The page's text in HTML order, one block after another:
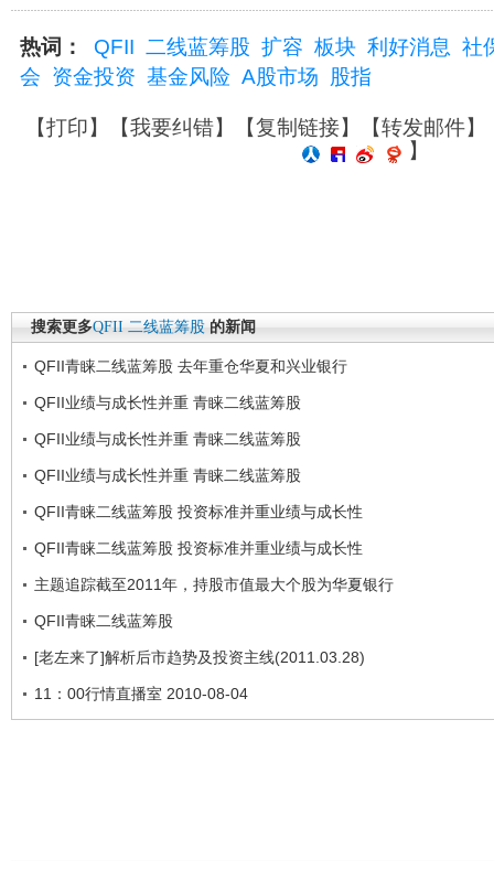
热词： QFII 二线蓝筹股 扩容 板块 利好消息 社
会 资金投资 基金风险 A股市场 股指
【打印】【我要纠错】【复制链接】【转发邮件】
】
搜索更多QFII 二线蓝筹股 的新闻
QFII青睐二线蓝筹股 去年重仓华夏和兴业银行
QFII业绩与成长性并重 青睐二线蓝筹股
QFII业绩与成长性并重 青睐二线蓝筹股
QFII业绩与成长性并重 青睐二线蓝筹股
QFII青睐二线蓝筹股 投资标准并重业绩与成长性
QFII青睐二线蓝筹股 投资标准并重业绩与成长性
主题追踪截至2011年，持股市值最大个股为华夏银行
QFII青睐二线蓝筹股
[老左来了]解析后市趋势及投资主线(2011.03.28)
11：00行情直播室 2010-08-04